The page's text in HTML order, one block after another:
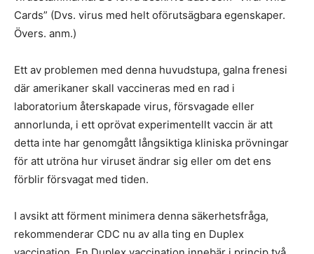
Cards” (Dvs. virus med helt oförutsägbara egenskaper.
Övers. anm.)
Ett av problemen med denna huvudstupa, galna frenesi
där amerikaner skall vaccineras med en rad i
laboratorium återskapade virus, försvagade eller
annorlunda, i ett oprövat experimentellt vaccin är att
detta inte har genomgått långsiktiga kliniska prövningar
för att utröna hur viruset ändrar sig eller om det ens
förblir försvagat med tiden.
I avsikt att förment minimera denna säkerhetsfråga,
rekommenderar CDC nu av alla ting en Duplex